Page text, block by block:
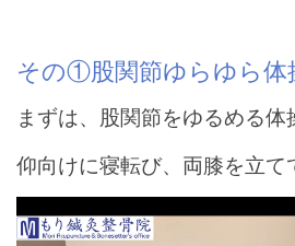
その①股関節ゆらゆら体
まずは、股関節をゆるめる体
仰向けに寝転び、両膝を立て